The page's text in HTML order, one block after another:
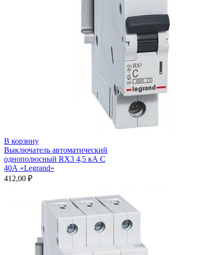
В корзину
Выключатель автоматический
однополюсный RX3 4,5 кА С
40А «Legrand»
412,00 ₽